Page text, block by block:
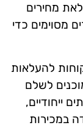
מחירים
מסוימים כדי
להעלאות
לשלם
ייחודיים,
במכירות